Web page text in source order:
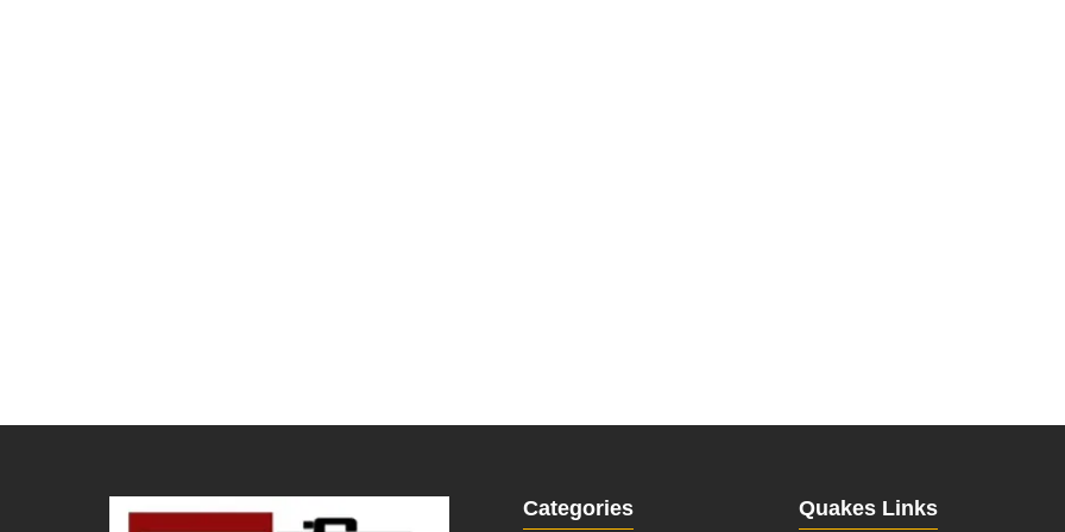
Categories Quakes Links